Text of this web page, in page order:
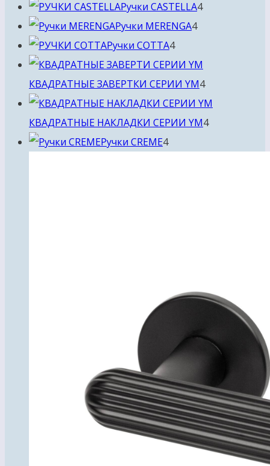
товара
Ручки CASTELLA44
Ручки MERENGA44
Ручки COTTA44
товара
КВАДРАТНЫЕ ЗАВЕРТКИ СЕРИИ YM44
товара
КВАДРАТНЫЕ НАКЛАДКИ СЕРИИ YM44
Ручки CREME44